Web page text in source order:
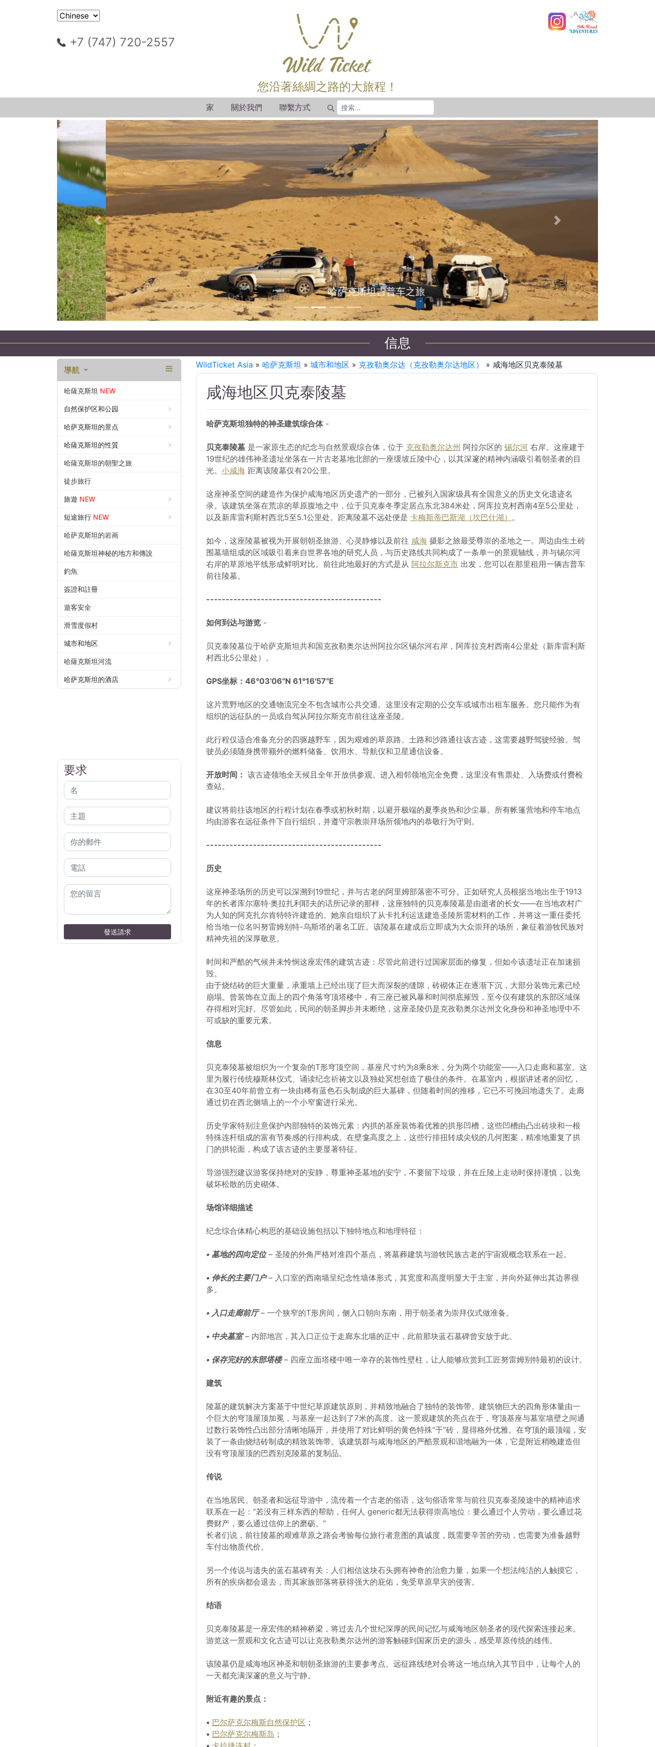
+7 (747) 720-2557
您沿著絲綢之路的大旅程！
家 關於我們 聯繫方式
哈萨克斯坦吉普车之旅
以前的 下一個
信息
導航
哈薩克斯坦 NEW
自然保护区和公园
哈萨克斯坦的景点
哈薩克斯坦的性質
哈薩克斯坦的朝聖之旅
徒步旅行
旅遊 NEW
短途旅行 NEW
哈萨克斯坦的岩画
哈薩克斯坦神秘的地方和傳說
釣魚
簽證和註冊
遊客安全
滑雪度假村
城市和地区
哈薩克斯坦河流
哈萨克斯坦的酒店
要求
發送請求
WildTicket Asia » 哈萨克斯坦 » 城市和地区 » 克孜勒奥尔达（克孜勒奥尔达地区） » 咸海地区贝克泰陵墓
咸海地区贝克泰陵墓
哈萨克斯坦独特的神圣建筑综合体-
贝克泰陵墓 是一家原生态的纪念与自然景观综合体，位于 克孜勒奥尔达州 阿拉尔区的 锡尔河 右岸。这座建于
19世纪的雄伟神圣遗址坐落在一片古老墓地北部的一座缓坡丘陵中心，以其深邃的精神内涵吸引着朝圣者的目
光。 小咸海 距离该陵墓仅有20公里。
这座神圣空间的建造作为保护咸海地区历史遗产的一部分，已被列入国家级具有全国意义的历史文化遗迹名
录。该建筑坐落在荒凉的草原腹地之中，位于贝克泰冬季定居点东北384米处，阿库拉克村西南4至5公里处，
以及新库雷利斯村西北5至5.1公里处。距离陵墓不远处便是 卡梅斯蒂巴斯湖（坎巴什湖） 。
如今，这座陵墓被视为开展朝朝圣旅游、心灵静修以及前往 咸海 摄影之旅最受尊崇的圣地之一。周边由生土砖
围墓墙组成的区域吸引着来自世界各地的研究人员，与历史路线共同构成了一条单一的景观轴线，并与锡尔河
右岸的草原地平线形成鲜明对比。前往此地最好的方式是从 阿拉尔斯克市 出发，您可以在那里租用一辆吉普车
前往陵墓。
---------------------------------------------
如何到达与游览 -
贝克泰陵墓位于哈萨克斯坦共和国克孜勒奥尔达州阿拉尔区锡尔河右岸，阿库拉克村西南4公里处（新库雷利斯
村西北5公里处）。
GPS坐标：46°03'06"N 61°16'57"E
这片荒野地区的交通物流完全不包含城市公共交通。这里没有定期的公交车或城市出租车服务。您只能作为有
组织的远征队的一员或自驾从阿拉尔斯克市前往这座圣陵。
此行程仅适合准备充分的四驱越野车，因为艰难的草原路、土路和沙路通往该古迹，这需要越野驾驶经验。驾
驶员必须随身携带额外的燃料储备、饮用水、导航仪和卫星通信设备。
开放时间： 该古迹领地全天候且全年开放供参观。进入相邻领地完全免费，这里没有售票处、入场费或付费检
查站。
建议将前往该地区的行程计划在春季或初秋时期，以避开极端的夏季炎热和沙尘暴。所有帐篷营地和停车地点
均由游客在远征条件下自行组织，并遵守宗教崇拜场所领地内的恭敬行为守则。
---------------------------------------------
历史
这座神圣场所的历史可以深溯到19世纪，并与古老的阿里姆部落密不可分。正如研究人员根据当地出生于1913
年的长者库尔塞特·奥拉扎利耶夫的话所记录的那样，这座独特的贝克泰陵墓是由逝者的长女——在当地农村广
为人知的阿克扎尔肯特特许建造的。她亲自组织了从卡扎利运送建造圣陵所需材料的工作，并将这一重任委托
给当地一位名叫努雷姆别特-乌斯塔的著名工匠。该陵墓在建成后立即成为大众崇拜的场所，象征着游牧民族对
精神先祖的深厚敬意。
时间和严酷的气候并未怜悯这座宏伟的建筑古迹：尽管此前进行过国家层面的修复，但如今该遗址正在加速损
毁。
由于烧结砖的巨大重量，承重墙上已经出现了巨大而深裂的缝隙，砖砌体正在逐渐下沉，大部分装饰元素已经
崩塌。曾装饰在立面上的四个角落穹顶塔楼中，有三座已被风暴和时间彻底摧毁，至今仅有建筑的东部区域保
存得相对完好。尽管如此，民间的朝圣脚步并未断绝，这座圣陵仍是克孜勒奥尔达州文化身份和神圣地理中不
可或缺的重要元素。
信息
贝克泰陵墓被组织为一个复杂的T形穹顶空间，基座尺寸约为8乘8米，分为两个功能室——入口走廊和墓室。这
里为履行传统穆斯林仪式、诵读纪念祈祷文以及独处冥想创造了极佳的条件。在墓室内，根据讲述者的回忆，
在30至40年前曾立有一块由稀有蓝色石头制成的巨大墓碑，但随着时间的推移，它已不可挽回地遗失了。走廊
通过切在西北侧墙上的一个小窄窗进行采光。
历史学家特别注意保护内部独特的装饰元素：内拱的基座装饰着优雅的拱形凹槽，这些凹槽由凸出砖块和一根
特殊连杆组成的富有节奏感的行排构成。在壁龛高度之上，这些行排扭转成尖锐的几何图案，精准地重复了拱
门的拱轮面，构成了该古迹的主要显著特征。
导游强烈建议游客保持绝对的安静，尊重神圣墓地的安宁，不要留下垃圾，并在丘陵上走动时保持谨慎，以免
破坏松散的历史砌体。
场馆详细描述
纪念综合体精心构思的基础设施包括以下独特地点和地理特征：
• 墓地的四向定位– 圣陵的外角严格对准四个基点，将墓葬建筑与游牧民族古老的宇宙观概念联系在一起。
• 伸长的主要门户– 入口室的西南墙呈纪念性墙体形式，其宽度和高度明显大于主室，并向外延伸出其边界很
多。
• 入口走廊前厅– 一个狭窄的T形房间，侧入口朝向东南，用于朝圣者为崇拜仪式做准备。
• 中央墓室– 内部地宫，其入口正位于走廊东北墙的正中，此前那块蓝石墓碑曾安放于此。
• 保存完好的东部塔楼– 四座立面塔楼中唯一幸存的装饰性壁柱，让人能够欣赏到工匠努雷姆别特最初的设计。
建筑
陵墓的建筑解决方案基于中世纪草原建筑原则，并精致地融合了独特的装饰带。建筑物巨大的四角形体量由一
个巨大的穹顶屋顶加冕，与基座一起达到了7米的高度。这一景观建筑的亮点在于，穹顶基座与墓室墙壁之间通
过数行装饰性凸出部分清晰地隔开，并使用了对比鲜明的黄色特殊“干”砖，显得格外优雅。在穹顶的最顶端，安
装了一条由烧结砖制成的精致装饰带。该建筑群与咸海地区的严酷景观和谐地融为一体，它是附近稍晚建造但
没有穹顶屋顶的巴西别克陵墓的复制品。
传说
在当地居民、朝圣者和远征导游中，流传着一个古老的俗语，这句俗语常常与前往贝克泰圣陵途中的精神追求
联系在一起：“若没有三样东西的帮助，任何人 generic都无法获得崇高地位：要么通过个人劳动，要么通过花
费财产，要么通过信仰上的磨砺。”
长者们说，前往陵墓的艰难草原之路会考验每位旅行者意图的真诚度，既需要辛苦的劳动，也需要为准备越野
车付出物质代价。
另一个传说与遗失的蓝石墓碑有关：人们相信这块石头拥有神奇的治愈力量，如果一个想法纯洁的人触摸它，
所有的疾病都会退去，而其家族部落将获得强大的庇佑，免受草原旱灾的侵害。
结语
贝克泰陵墓是一座宏伟的精神桥梁，将过去几个世纪深厚的民间记忆与咸海地区朝圣者的现代探索连接起来。
游览这一景观和文化古迹可以让克孜勒奥尔达州的游客触碰到国家历史的源头，感受草原传统的雄伟。
该陵墓仍是咸海地区神圣和朝朝圣旅游的主要参考点。远征路线绝对会将这一地点纳入其节目中，让每个人的
一天都充满深邃的意义与宁静。
附近有趣的景点：
• 巴尔萨克尔梅斯自然保护区 ；
• 巴尔萨克尔梅斯岛 ；